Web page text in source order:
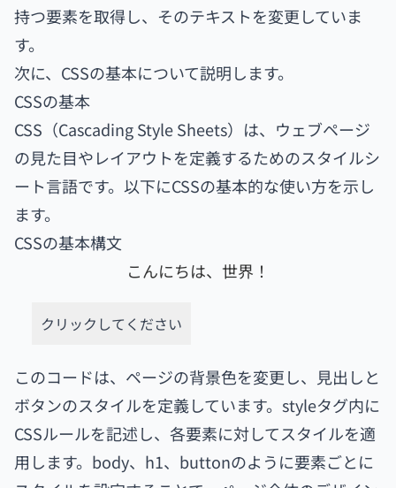
持つ要素を取得し、そのテキストを変更していま
す。
次に、CSSの基本について説明します。
CSSの基本
CSS（Cascading Style Sheets）は、ウェブページ
の見た目やレイアウトを定義するためのスタイルシ
ート言語です。以下にCSSの基本的な使い方を示し
ます。
CSSの基本構文
こんにちは、世界！
クリックしてください
このコードは、ページの背景色を変更し、見出しと
ボタンのスタイルを定義しています。styleタグ内に
CSSルールを記述し、各要素に対してスタイルを適
用します。body、h1、buttonのように要素ごとに